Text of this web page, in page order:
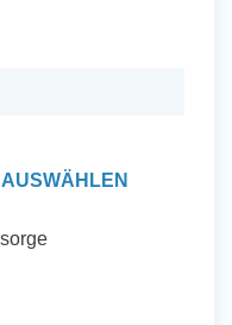
Sammeln